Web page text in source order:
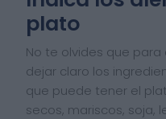
plato
No te olvides que
dejar claro los
que puede tener el
secos, mariscos, soja,